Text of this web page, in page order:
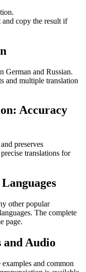
and copy the result if
German and Russian.
and multiple translation
Accuracy
preserves
translations for
other popular
The complete
page.
Audio
and common